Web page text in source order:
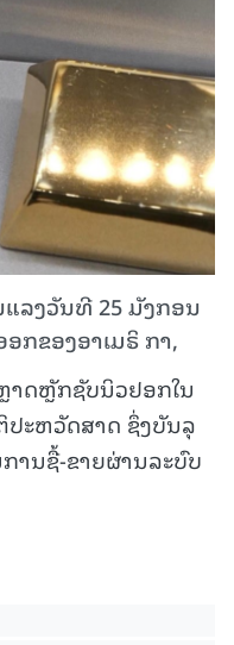
ແລງວັນທີ 25 ມັງກອນ
ກຂອງອາເມຣິ ກາ,
າດຫຼັກຊັບນິວຢອກໃນ
ະຫວັດສາດ ຊຶ່ງບັນລຸ
ານຊື້-ຂາຍຜ່ານລະບົບ